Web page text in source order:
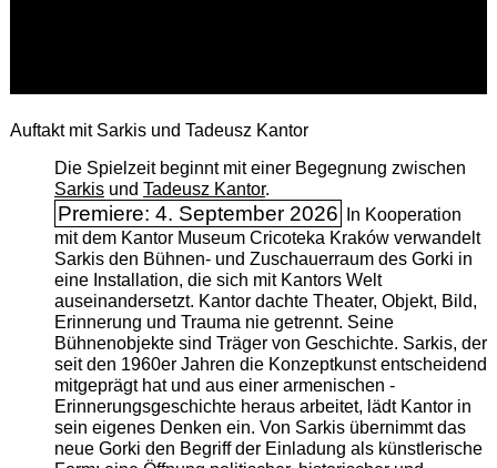
Auftakt mit Sarkis und Tadeusz Kantor
Die Spielzeit beginnt mit einer Begegnung zwischen
Sarkisund Tadeusz Kantor.
Premiere: 4. September 2026
In Kooperation
mit dem Kantor Museum Cricoteka Kraków verwandelt
Sarkis den Bühnen- und Zuschauerraum des Gorki in
eine Installation, die sich mit Kantors Welt
auseinandersetzt. Kantor dachte Theater, Objekt, Bild,
Erinnerung und Trauma nie getrennt. Seine
Bühnenobjekte sind Träger von Geschichte. Sarkis, der
seit den 1960er Jahren die Konzeptkunst entscheidend
mitgeprägt hat und aus einer armenischen ­
Erinnerungsgeschichte heraus arbeitet, lädt Kantor in
sein eigenes Denken ein. Von Sarkis übernimmt das
neue Gorki den Begriff der Einladung als künstlerische